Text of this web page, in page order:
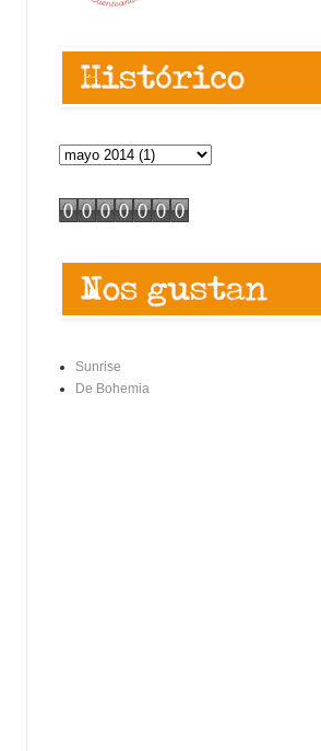
Sunrise
De Bohemia